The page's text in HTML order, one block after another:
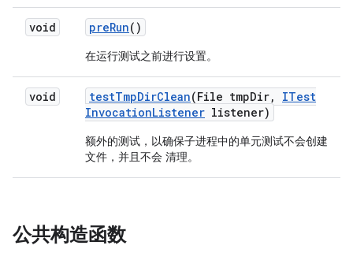
void preRun()
在运行测试之前进行设置。
void testTmpDirClean(File tmpDir,
ITest
InvocationListener listener)
额外的测试，以确保子进程中的单元测试不会创建
文件，并且不会 清理。
公共构造函数